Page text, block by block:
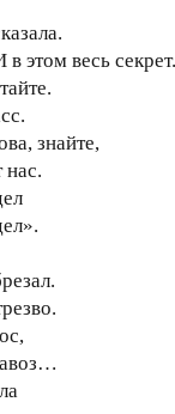
этом весь секрет.
знайте,
нас.